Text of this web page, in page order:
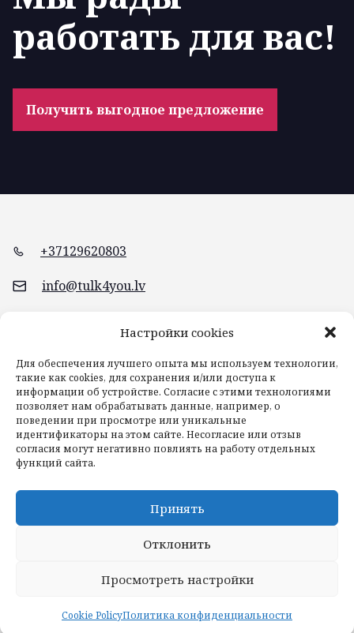
Настройки cookies
Для обеспечения лучшего опыта мы используем технологии,
такие как cookies, для сохранения и/или доступа к
информации об устройстве. Согласие с этими технологиями
позволяет нам обрабатывать данные, например, о
поведении при просмотре или уникальные
идентификаторы на этом сайте. Несогласие или отзыв
согласия могут негативно повлиять на работу отдельных
функций сайта.
Принять
Отклонить
Просмотреть настройки
Cookie PolicyПолитика конфиденциальности
работать для вас!
Получить выгодное предложение
+37129620803
info@tulk4you.lv